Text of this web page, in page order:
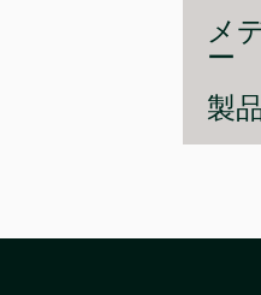
メ
ー
製